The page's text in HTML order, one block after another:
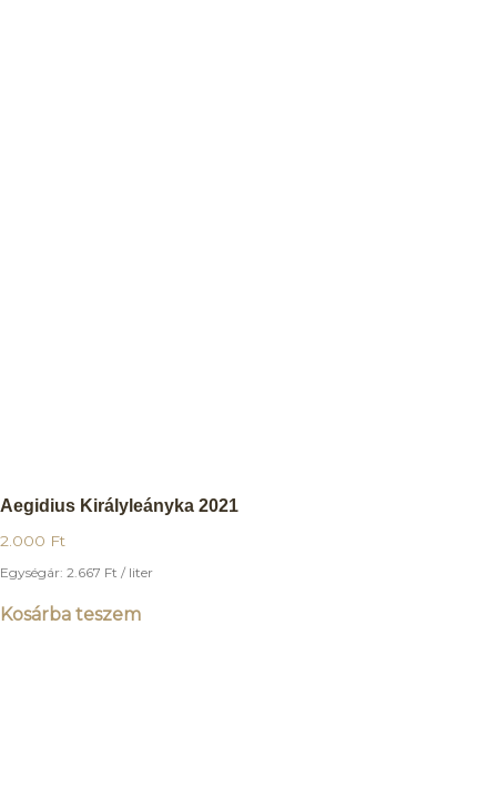
Aegidius Királyleányka 2021
2.000 Ft
Egységár: 2.667 Ft / liter
Kosárba teszem